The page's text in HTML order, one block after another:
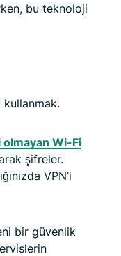
bu teknoloji
olmayan Wi-Fi
şifreler.
VPN’i
bir güvenlik